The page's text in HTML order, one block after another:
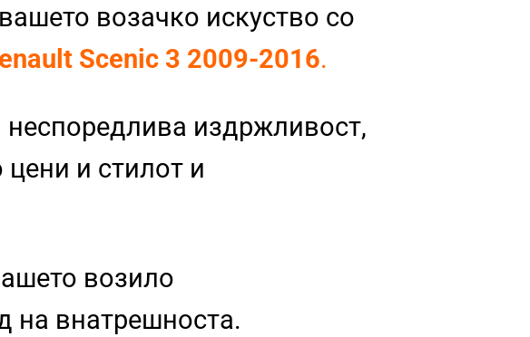
возачко искуство со
Scenic 3 2009-2016.
неспоредлива издржливост,
и стилот и
возило
на внатрешноста.